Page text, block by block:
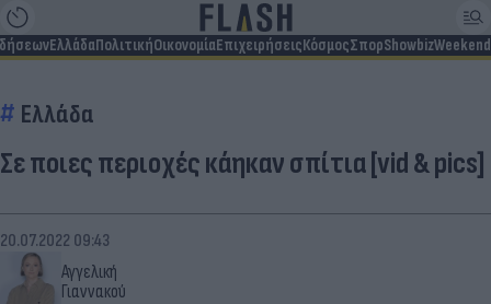
ΕλλάδαΠολιτικήΟικονομίαΕπιχειρήσειςΚόσμοςΣπορShowbizWeekend
Ελλάδα
Σε ποιες περιοχές κάηκαν σπίτια [vid & pics]
Αγγελική
Γιαννακού
20.07.2022 09:43